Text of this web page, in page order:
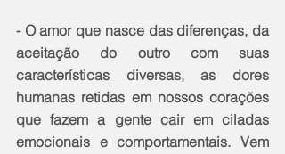
- O amor que nasce das diferenças, da
aceitação do outro com suas
características diversas, as dores
humanas retidas em nossos corações
que fazem a gente cair em ciladas
emocionais e comportamentais. Vem